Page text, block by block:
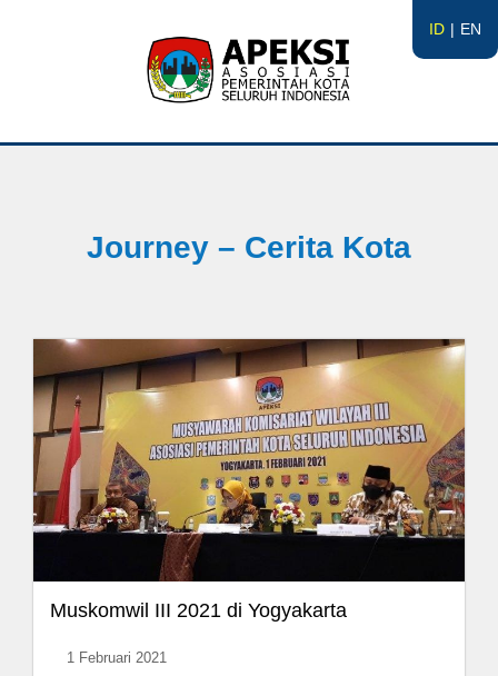
ID EN
APEKSI
Journey – Cerita Kota
Muskomwil III 2021 di Yogyakarta
1 Februari 2021